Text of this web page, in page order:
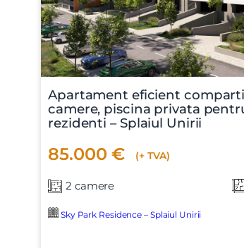
Apartament eficient
camere, piscina privata
rezidenti – Splaiul Unirii
85.000 € (+ TVA)
2 camere
Sky Park Residence – Splaiul Unirii